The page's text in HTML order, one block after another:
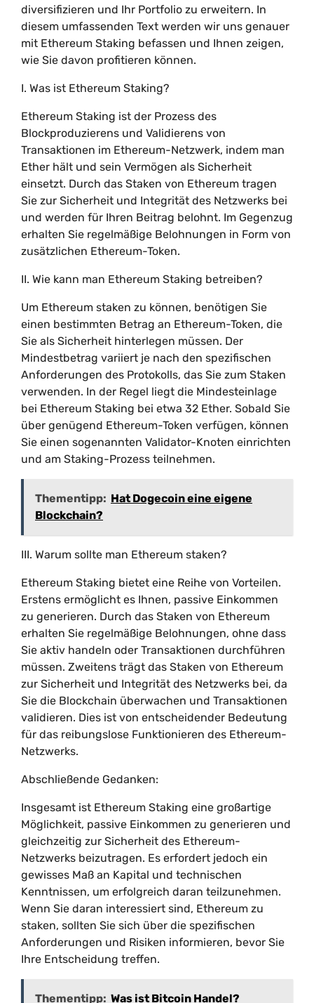
diversifizieren und Ihr Portfolio zu erweitern. In
diesem umfassenden Text werden wir uns genauer
mit Ethereum Staking befassen und Ihnen zeigen,
wie Sie davon profitieren können.
I. Was ist Ethereum Staking?
Ethereum Staking ist der Prozess des
Blockproduzierens und Validierens von
Transaktionen im Ethereum-Netzwerk, indem man
Ether hält und sein Vermögen als Sicherheit
einsetzt. Durch das Staken von Ethereum tragen
Sie zur Sicherheit und Integrität des Netzwerks bei
und werden für Ihren Beitrag belohnt. Im Gegenzug
erhalten Sie regelmäßige Belohnungen in Form von
zusätzlichen Ethereum-Token.
II. Wie kann man Ethereum Staking betreiben?
Um Ethereum staken zu können, benötigen Sie
einen bestimmten Betrag an Ethereum-Token, die
Sie als Sicherheit hinterlegen müssen. Der
Mindestbetrag variiert je nach den spezifischen
Anforderungen des Protokolls, das Sie zum Staken
verwenden. In der Regel liegt die Mindesteinlage
bei Ethereum Staking bei etwa 32 Ether. Sobald Sie
über genügend Ethereum-Token verfügen, können
Sie einen sogenannten Validator-Knoten einrichten
und am Staking-Prozess teilnehmen.
Thementipp: Hat Dogecoin eine eigene
Blockchain?
III. Warum sollte man Ethereum staken?
Ethereum Staking bietet eine Reihe von Vorteilen.
Erstens ermöglicht es Ihnen, passive Einkommen
zu generieren. Durch das Staken von Ethereum
erhalten Sie regelmäßige Belohnungen, ohne dass
Sie aktiv handeln oder Transaktionen durchführen
müssen. Zweitens trägt das Staken von Ethereum
zur Sicherheit und Integrität des Netzwerks bei, da
Sie die Blockchain überwachen und Transaktionen
validieren. Dies ist von entscheidender Bedeutung
für das reibungslose Funktionieren des Ethereum-
Netzwerks.
Abschließende Gedanken:
Insgesamt ist Ethereum Staking eine großartige
Möglichkeit, passive Einkommen zu generieren und
gleichzeitig zur Sicherheit des Ethereum-
Netzwerks beizutragen. Es erfordert jedoch ein
gewisses Maß an Kapital und technischen
Kenntnissen, um erfolgreich daran teilzunehmen.
Wenn Sie daran interessiert sind, Ethereum zu
staken, sollten Sie sich über die spezifischen
Anforderungen und Risiken informieren, bevor Sie
Ihre Entscheidung treffen.
Thementipp: Was ist Bitcoin Handel?